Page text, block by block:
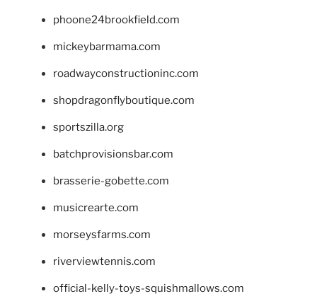
phoone24brookfield.com
mickeybarmama.com
roadwayconstructioninc.com
shopdragonflyboutique.com
sportszilla.org
batchprovisionsbar.com
brasserie-gobette.com
musicrearte.com
morseysfarms.com
riverviewtennis.com
official-kelly-toys-squishmallows.com